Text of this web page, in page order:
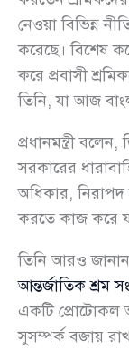
নেওয়া বিভিন্ন
করেছে। বিশেষ
করে প্রবাসী
তিনি, যা আজ
প্রধানমন্ত্রী
সরকারের
অধিকার, নিরাপদ
করতে কাজ করে
তিনি আরও
আন্তর্জাতিক শ্রম
একটি প্রোটোকল
সুসম্পর্ক বজায়